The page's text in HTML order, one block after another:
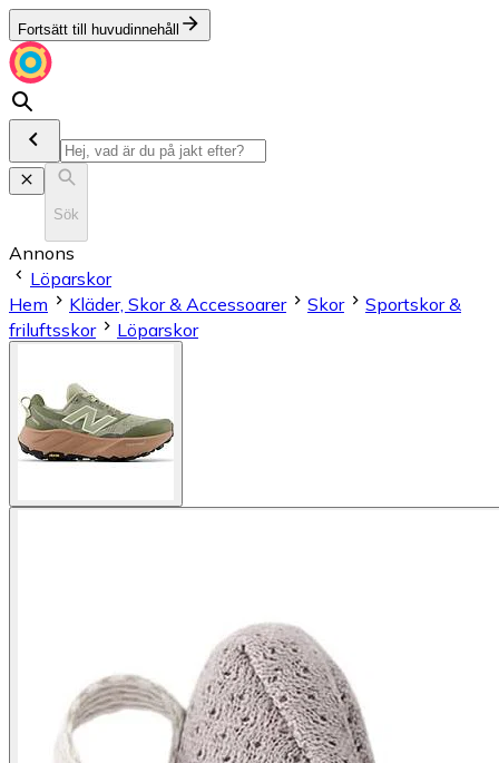
Fortsätt till huvudinnehåll
Sök
Annons
Löparskor
Hem
Kläder, Skor & Accessoarer Skor
Sportskor &
friluftsskor
Löparskor